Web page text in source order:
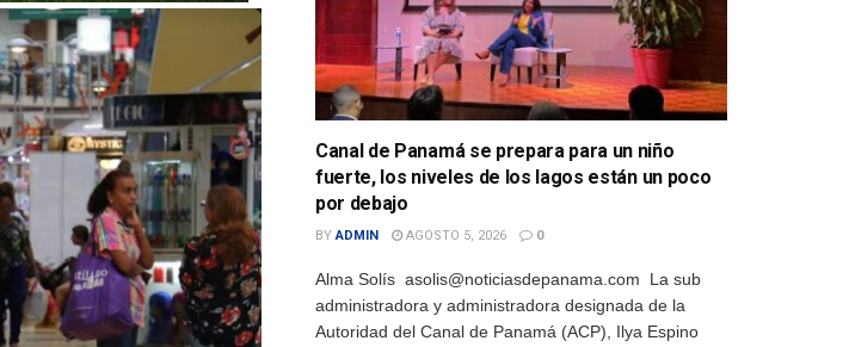
Canal de Panamá se prepara para un niño
fuerte, los niveles de los lagos están un poco
por debajo
BY ADMIN AGOSTO 5, 2026 0
Alma Solís asolis@noticiasdepanama.com La sub
administradora y administradora designada de la
Autoridad del Canal de Panamá (ACP), Ilya Espino